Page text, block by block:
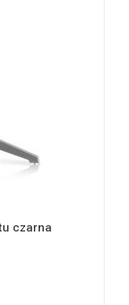
czarna